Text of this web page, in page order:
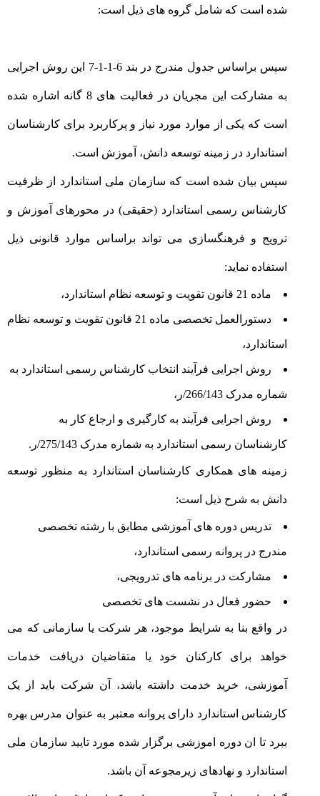
شده است که شامل گروه های ذیل است:
سپس براساس جدول مندرج در بند 6-1-1-7 این روش اجرایی
به مشارکت این مجریان در فعالیت های 8 گانه اشاره شده
است که یکی از موارد مورد نیاز و پرکاربرد برای کارشناسان
استاندارد در زمینه توسعه دانش، آموزش است.
سپس بیان شده است که سازمان ملی استاندارد از ظرفیت
کارشناس رسمی استاندارد (حقیقی) در محورهای آموزش و
ترویج و فرهنگسازی می تواند براساس موارد قانونی ذیل
استفاده نماید:
ماده 21 قانون تقویت و توسعه نظام استاندارد،
دستورالعمل تخصصی ماده 21 قانون تقویت و توسعه نظام
استاندارد،
روش اجرایی فرآیند انتخاب کارشناس رسمی استاندارد به
شماره مدرک 266/143/ر،
روش اجرایی فرآیند به کارگیری و ارجاع کار به
کارشناسان رسمی استاندارد به شماره مدرک 275/143/ر.
زمینه های همکاری کارشناسان استاندارد به منظور توسعه
دانش به شرح ذیل است:
تدریس دوره های آموزشی مطابق با رشته تخصصی
مندرج در پروانه رسمی استاندارد،
مشارکت در برنامه های تدرویجی،
حضور فعال در نشست های تخصصی
در واقع بنا به شرایط موجود، هر شرکت یا سازمانی که می
خواهد برای کارکنان خود یا متقاضیان دریافت خدمات
آموزشی، خرید خدمت داشته باشد، آن شرکت باید از یک
کارشناس استاندارد دارای پروانه معتبر به عنوان مدرس بهره
ببرد تا ان دوره اموزشی برگزار شده مورد تایید سازمان ملی
استاندارد و نهادهای زیرمجوعه آن باشد.